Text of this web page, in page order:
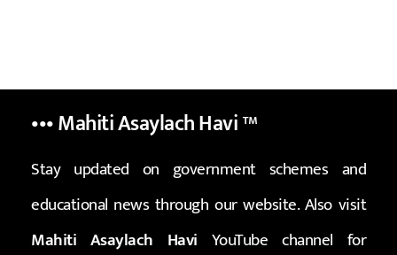
••• Mahiti Asaylach Havi™
Stay updated on government schemes and
educational news through our website. Also visit
Mahiti Asaylach Havi YouTube channel for